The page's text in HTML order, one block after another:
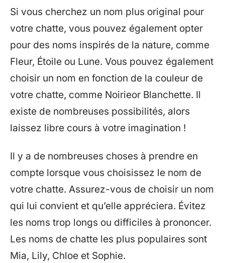
Si vous cherchez un nom plus original pour
votre chatte, vous pouvez également opter
pour des noms inspirés de la nature, comme
Fleur, Étoile ou Lune. Vous pouvez également
choisir un nom en fonction de la couleur de
votre chatte, comme Noirieor Blanchette. Il
existe de nombreuses possibilités, alors
laissez libre cours à votre imagination !
Il y a de nombreuses choses à prendre en
compte lorsque vous choisissez le nom de
votre chatte. Assurez-vous de choisir un nom
qui lui convient et qu’elle appréciera. Évitez
les noms trop longs ou difficiles à prononcer.
Les noms de chatte les plus populaires sont
Mia, Lily, Chloe et Sophie.